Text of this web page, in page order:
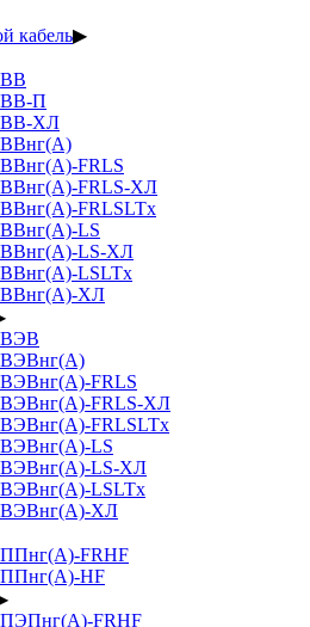
кабель▶
П
ХЛ
FRLS
FRLS-ХЛ
FRLSLTx
LS
LS-ХЛ
LSLTx
ХЛ
FRLS
FRLS-ХЛ
FRLSLTx
LS
LS-ХЛ
LSLTx
ХЛ
FRHF
HF
FRHF